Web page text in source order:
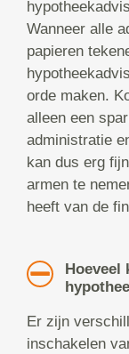
Wanneer alle
papieren
orde maken.
alleen een
administratie
kan dus erg
armen te
heeft van de
Hoeveel
Er zijn
inschakelen